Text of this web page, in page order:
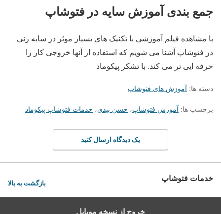
جمع بندی آموزش سایه در فتوشاپ
با مشاهده فیلم آموزشی با تکنیک های بسیار موثر در سایه زنی
در فتوشاپ آشنا می شویم که استفاده از آنها خروجی کار را
حرفه ایی تر می کند. با تشکر پیکوماد
دسته ها: آموزش های فتوشاپ
برچسب ها: آموزش فتوشاپ، حسن بیدی، خدمات فتوشاپ پیکوماد
یک دیدگاه ارسال کنید
خدمات فتوشاپ بازگشت به بالا
خروج از نسخه موبایل